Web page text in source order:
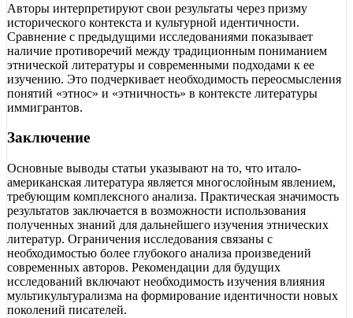
Авторы интерпретируют свои результаты через призму
исторического контекста и культурной идентичности.
Сравнение с предыдущими исследованиями показывает
наличие противоречий между традиционным пониманием
этнической литературы и современными подходами к ее
изучению. Это подчеркивает необходимость переосмысления
понятий «этнос» и «этничность» в контексте литературы
иммигрантов.
Заключение
Основные выводы статьи указывают на то, что итало-
американская литература является многослойным явлением,
требующим комплексного анализа. Практическая значимость
результатов заключается в возможности использования
полученных знаний для дальнейшего изучения этнических
литератур. Ограничения исследования связаны с
необходимостью более глубокого анализа произведений
современных авторов. Рекомендации для будущих
исследований включают необходимость изучения влияния
мультикультурализма на формирование идентичности новых
поколений писателей.